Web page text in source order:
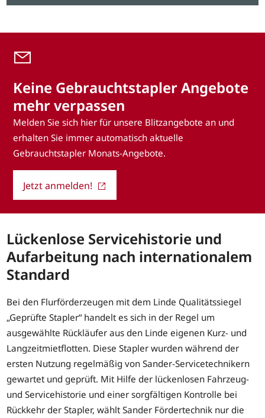
Keine Gebrauchtstapler Angebote
mehr verpassen
Melden Sie sich hier für unsere Blitzangebote an und
erhalten Sie immer automatisch aktuelle
Gebrauchtstapler Monats-Angebote.
Jetzt anmelden!
Lückenlose Servicehistorie und
Aufarbeitung nach internationalem
Standard
Bei den Flurförderzeugen mit dem Linde Qualitätssiegel
„Geprüfte Stapler“ handelt es sich in der Regel um
ausgewählte Rückläufer aus den Linde eigenen Kurz- und
Langzeitmietflotten. Diese Stapler wurden während der
ersten Nutzung regelmäßig von Sander-Servicetechnikern
gewartet und geprüft. Mit Hilfe der lückenlosen Fahrzeug-
und Servicehistorie und einer sorgfältigen Kontrolle bei
Rückkehr der Stapler, wählt Sander Fördertechnik nur die